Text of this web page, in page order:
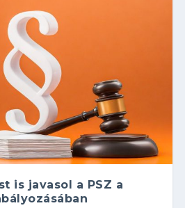
is javasol a PSZ a